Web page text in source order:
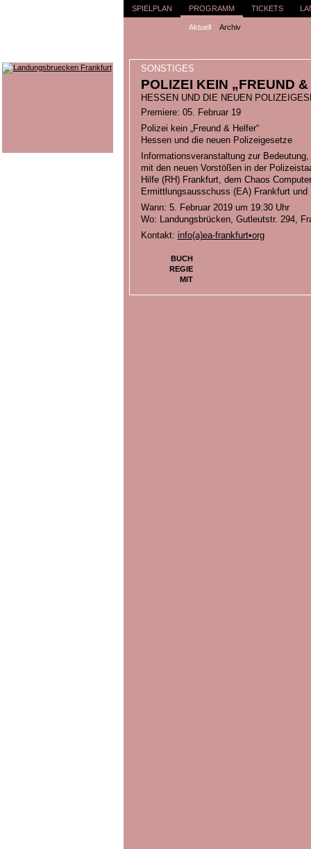
SPIELPLAN PROGRAMM
Aktuell Archiv
TICKETS
SONSTIGES
POLIZEI KEIN „FREUND
HESSEN UND DIE NEUEN
Premiere: 05. Februar 19
Polizei kein „Freund & Helfer“
Hessen und die neuen Polizeigesetze
Informationsveranstaltung zur
mit den neuen Vorstößen in der
Hilfe (RH) Frankfurt, dem Chaos
Ermittlungsausschuss (EA) Frankfurt und
Wann: 5. Februar 2019 um 19:30 Uhr
Wo: Landungsbrücken, Gutleutstr. 294,
Kontakt: info(a)ea-frankfurt•org
BUCH
REGIE
MIT